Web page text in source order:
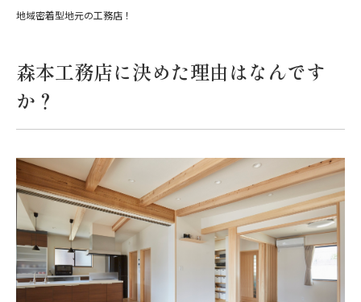
地域密着型地元の工務店！
森本工務店に決めた理由はなんです
か？